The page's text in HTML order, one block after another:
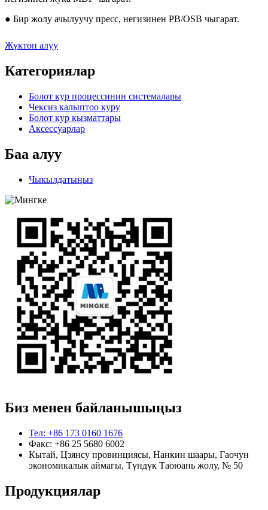
● Бир жолу ачылуучу пресс, негизинен PB/OSB чыгарат.
Жүктөп алуу
Категориялар
Болот кур процессинин системалары
Чексиз калыптоо куру
Болот кур кызматтары
Аксессуарлар
Баа алуу
Чыкылдатыңыз
Биз менен байланышыңыз
Тел: +86 173 0160 1676
Факс: +86 25 5680 6002
Кытай, Цзянсу провинциясы, Нанкин шаары, Гаочун
экономикалык аймагы, Түндүк Таоюань жолу, № 50
Продукциялар